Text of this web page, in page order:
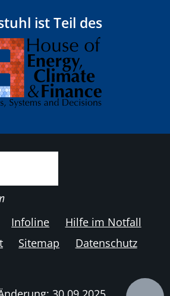
ist Teil des
Infoline
Hilfe im Notfall
Sitemap
Datenschutz